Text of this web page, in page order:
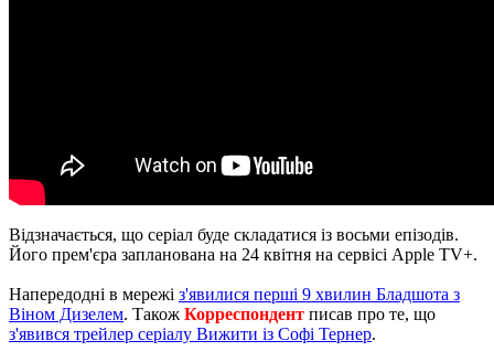
Відзначається, що серіал буде складатися із восьми епізодів.
Його прем'єра запланована на 24 квітня на сервісі Apple TV+.
Напередодні в мережі з'явилися перші 9 хвилин Бладшота з
Віном Дизелем. Також Корреспондент писав про те, що
з'явився трейлер серіалу Вижити із Софі Тернер.